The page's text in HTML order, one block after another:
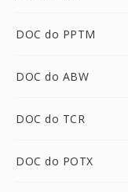
DOC do PPTM
DOC do ABW
DOC do TCR
DOC do POTX